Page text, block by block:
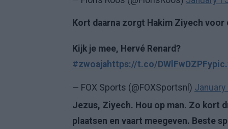
Kort daarna zorgt Hakim Ziyech voor
Kijk je mee, Hervé Renard?
#zwoajahttps://t.co/DWlFwDZPFy
— FOX Sports (@FOXSportsnl) January
Jezus, Ziyech. Hou op man. Zo kort
plaatsen en vaart meegeven. Beste